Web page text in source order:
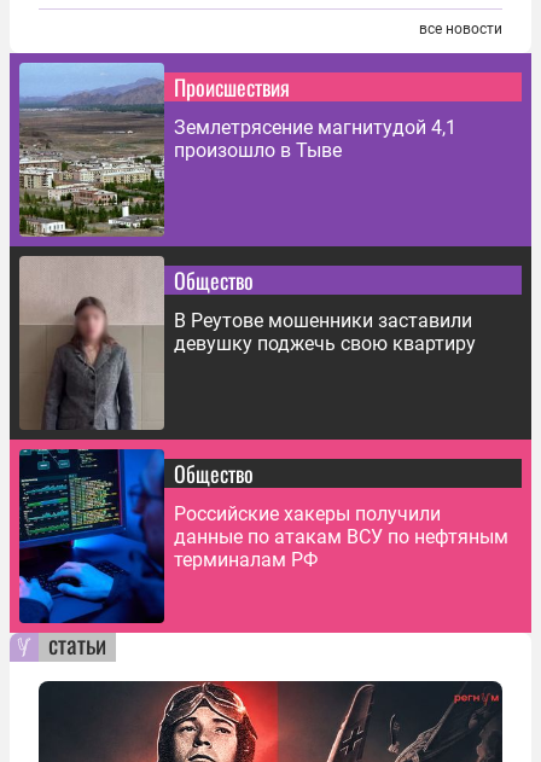
все новости
Происшествия
Землетрясение магнитудой 4,1
произошло в Тыве
Общество
В Реутове мошенники заставили
девушку поджечь свою квартиру
Общество
Российские хакеры получили
данные по атакам ВСУ по нефтяным
терминалам РФ
статьи